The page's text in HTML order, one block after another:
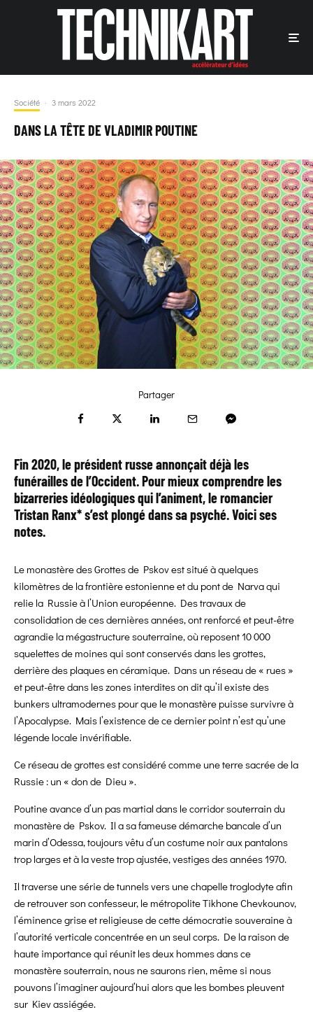
Société · 3 mars 2022
DANS LA TÊTE DE VLADIMIR POUTINE
Partager
Fin 2020, le président russe annonçait déjà les
funérailles de l’Occident. Pour mieux comprendre les
bizarreries idéologiques qui l’animent, le romancier
Tristan Ranx* s’est plongé dans sa psyché. Voici ses
notes.
Le monastère des Grottes de Pskov est situé à quelques
kilomètres de la frontière estonienne et du pont de Narva qui
relie la Russie à l’Union européenne. Des travaux de
consolidation de ces dernières années, ont renforcé et peut-être
agrandie la mégastructure souterraine, où reposent 10 000
squelettes de moines qui sont conservés dans les grottes,
derrière des plaques en céramique. Dans un réseau de « rues »
et peut-être dans les zones interdites on dit qu’il existe des
bunkers ultramodernes pour que le monastère puisse survivre à
l’Apocalypse. Mais l’existence de ce dernier point n’est qu’une
légende locale invérifiable.
Ce réseau de grottes est considéré comme une terre sacrée de la
Russie : un « don de Dieu ».
Poutine avance d’un pas martial dans le corridor souterrain du
monastère de Pskov. Il a sa fameuse démarche bancale d’un
marin d’Odessa, toujours vêtu d’un costume noir aux pantalons
trop larges et à la veste trop ajustée, vestiges des années 1970.
Il traverse une série de tunnels vers une chapelle troglodyte afin
de retrouver son confesseur, le métropolite Tikhone Chevkounov,
l’éminence grise et religieuse de cette démocratie souveraine à
l’autorité verticale concentrée en un seul corps. De la raison de
haute importance qui réunit les deux hommes dans ce
monastère souterrain, nous ne saurons rien, même si nous
pouvons l’imaginer aujourd’hui alors que les bombes pleuvent
sur Kiev assiégée.